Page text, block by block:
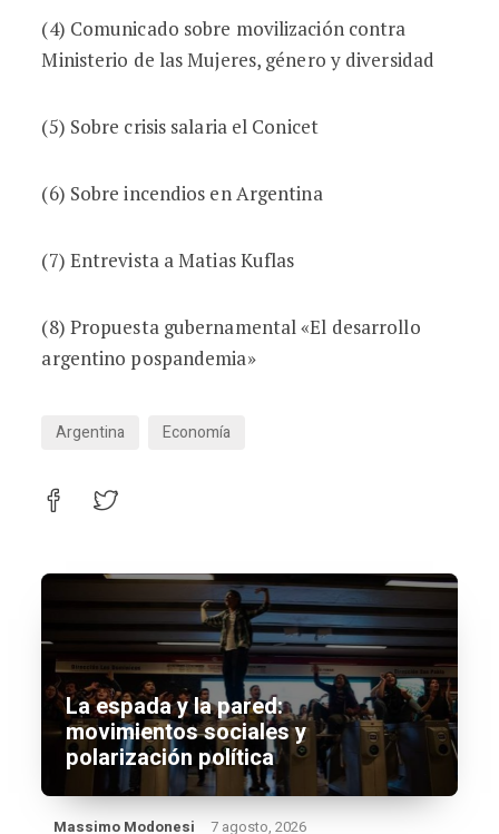
(4) Comunicado sobre movilización contra
Ministerio de las Mujeres, género y diversidad
(5) Sobre crisis salaria el Conicet
(6) Sobre incendios en Argentina
(7) Entrevista a Matias Kuflas
(8) Propuesta gubernamental «El desarrollo
argentino pospandemia»
Argentina Economía
La espada y la pared:
movimientos sociales y
polarización política
Massimo Modonesi 7 agosto, 2026